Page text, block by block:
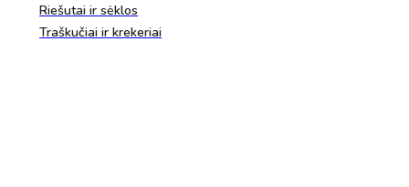
Riešutai ir sėklos
Traškučiai ir krekeriai